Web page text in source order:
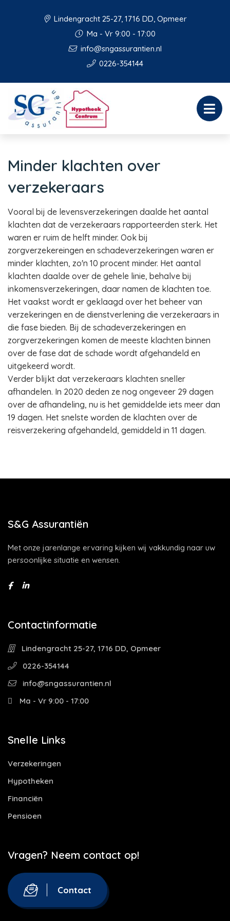
Lindengracht 25-27, 1716 DD, Opmeer
Ma - Vr 9:00 - 17:00
info@sngassurantien.nl
0226-354144
Minder klachten over
verzekeraars
Vooral bij de levensverzekeringen daalde het aantal
klachten dat de verzekeraars rapporteerden sterk. Het
waren er ruim de helft minder. Ook bij
zorgverzekereingen en schadeverzekeringen waren er
minder klachten, zo'n 10 procent minder. Het aantal
klachten daalde over de gehele linie, behalve bij
inkomensverzekeringen, daar namen de klachten toe.
Het vaakst wordt er geklaagd over het beheer van
verzekeringen en de dienstverlening die verzekeraars in
die fase bieden. Bij de schadeverzekeringen en
zorgverzekeringen komen de meeste klachten binnen
over de fase dat de schade wordt afgehandeld en
uitgekeerd wordt.
Verder blijkt dat verzekeraars klachten sneller
afhandelen. In 2020 deden ze nog ongeveer 29 dagen
over de afhandeling, nu is het gemiddelde iets meer dan
19 dagen. Het snelste worden de klachten over de
reisverzekering afgehandeld, gemiddeld in 11 dagen.
S&G Assurantiën
Met onze jarenlange ervaring kijken wij vakkundig naar uw
persoonlijke situatie en wensen.
Contactinformatie
Lindengracht 25-27, 1716 DD, Opmeer
0226-354144
info@sngassurantien.nl
Ma - Vr 9:00 - 17:00
Snelle Links
Verzekeringen
Hypotheken
Financiën
Pensioen
Vragen? Neem contact op!
Contact